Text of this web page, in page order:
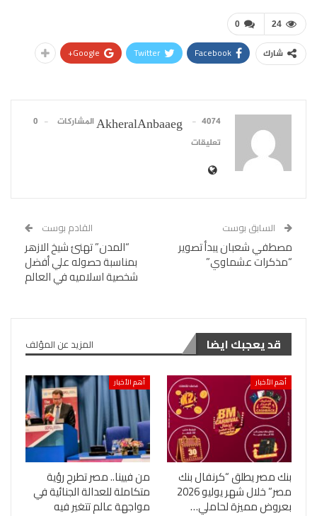
0 24
شارك Facebook
Twitter
Google+
AkheralAnbaaeg 4074 المشاركات
0
تعليقات
السابق بوست
مصطفي شعبان يبدأ تصوير
“مذكرات عشماوي”
القادم بوست
“المدن” تهنئ شيخ الازهر
بمناسبة حصوله علي أفضل
شخصية اسلاميه في العالم
قد يعجبك ايضا المزيد عن المؤلف
أهم الأخبار
بنك مصر يطلق “كرنفال بنك
مصر” خلال شهر يوليو 2026
بعروض مميزة لحاملي…
أهم الأخبار
من فيينا.. مصر تطرح رؤية
متكاملة للعدالة الجنائية في
مواجهة عالم تتغير فيه